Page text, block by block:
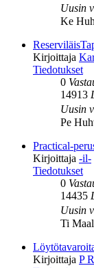
Uusin
Ke
Kirjoittaja
Tiedotukset
0
14913
Uusin
Pe
Practical-
Kirjoittaja -il-
Tiedotukset
0
14435
Uusin
Ti
Kirjoittaja P